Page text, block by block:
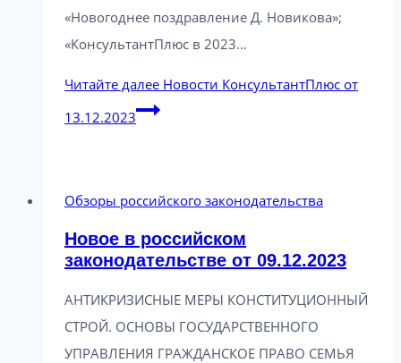
«Новогоднее поздравление Д. Новикова»;
«КонсультантПлюс в 2023…
Читайте далее Новости КонсультантПлюс от
13.12.2023
Обзоры российского законодательства
Новое в российском
законодательстве от 09.12.2023
АНТИКРИЗИСНЫЕ МЕРЫ КОНСТИТУЦИОННЫЙ
СТРОЙ. ОСНОВЫ ГОСУДАРСТВЕННОГО
УПРАВЛЕНИЯ ГРАЖДАНСКОЕ ПРАВО СЕМЬЯ